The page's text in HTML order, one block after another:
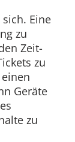
Eine
zu
Zeit-
zu
Geräte
zu